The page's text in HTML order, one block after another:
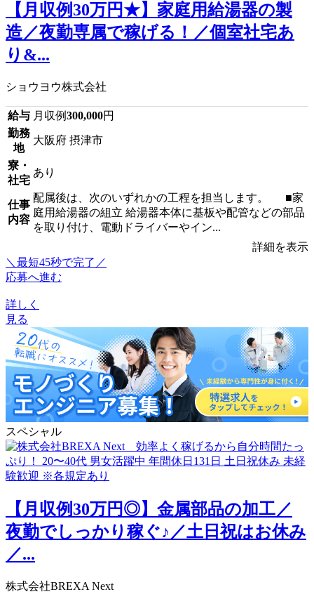
【月収例30万円★】家庭用給湯器の製
造／夜勤専属で稼げる！／個室社宅あ
り&...
ショウヨウ株式会社
給与 月収例300,000円
勤務
地
大阪府 摂津市
寮・
社宅
あり
仕事
内容
配属後は、次のいずれかの工程を担当します。 ■家
庭用給湯器の組立 給湯器本体に基板や配管などの部品
を取り付け、電動ドライバーやイン...
詳細を表示
＼最短45秒で完了／
応募へ進む
詳しく
見る
スペシャル
【月収例30万円◎】金属部品の加工／
夜勤でしっかり稼ぐ♪／土日祝はお休み
／...
株式会社BREXA Next